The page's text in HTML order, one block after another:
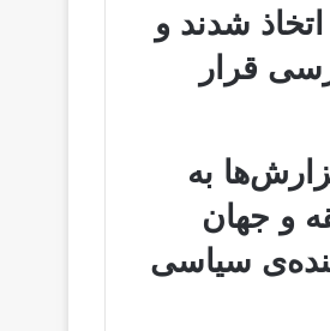
شدند و
قرار
به
و جهان
سیاسی